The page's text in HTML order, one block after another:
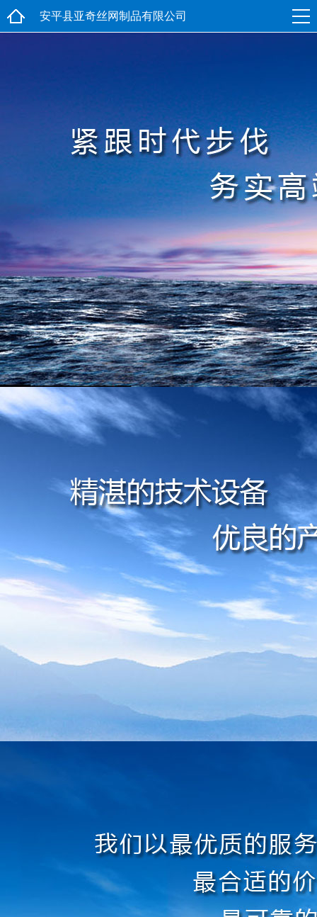
安平县亚奇丝网制品有限公司